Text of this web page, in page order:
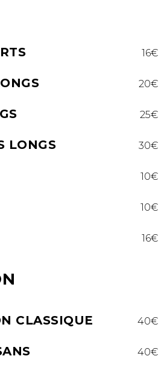
16€
20€
25€
LONGS 30€
10€
10€
16€
CLASSIQUE 40€
40€